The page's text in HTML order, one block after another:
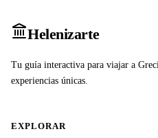
Helenizarte
Tu guía interactiva para viajar a
experiencias únicas.
EXPLORAR